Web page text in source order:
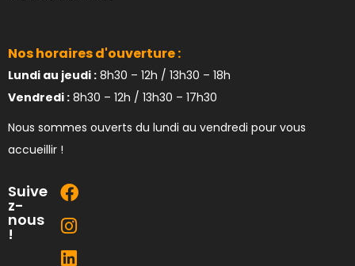
Nos horaires d'ouverture :
Lundi au jeudi : 8h30 – 12h / 13h30 – 18h
Vendredi : 8h30 – 12h / 13h30 – 17h30
Nous sommes ouverts du lundi au vendredi pour vous
accueillir !
Suive
z-
nous
!